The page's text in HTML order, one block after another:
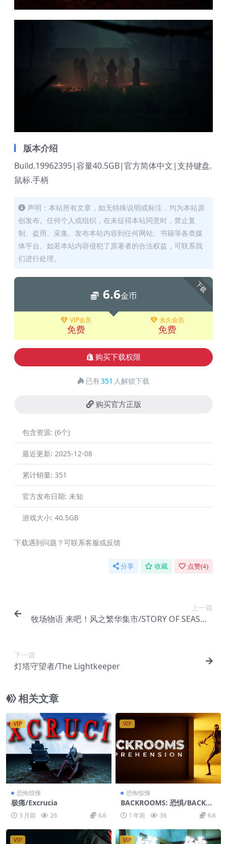
版本介绍
Build.19962395|容量40.5GB|官方简体中文|支持键盘.
鼠标.手柄
声明：本站所有文章，如无特殊说明或标注，均为本站原
创发布。任何个人或组织，在未征得本站同意时，禁止复
制、盗用、采集、发布本站内容到任何网站、书籍等各类媒
体平台。如若本站内容侵犯了原著者的合法权益，可联系我
们进行处理。
下载
6.6金币
VIP会员
免费
永久会员
免费
购买下载权限
已有351 人解锁下载
购买官方正版
包含资源: (6个)
最近更新: 2025-12-08
累计销量: 351
官方发布日期: 未知
游戏大小: 40.5GB
下载遇到问题？可联系客服或反馈
分享 收藏 点赞(4)
上一篇
牧场物语 来吧！风之繁华集市/STORY OF SEASON
下一篇
灯塔守望者/The Lightkeeper
相关文章
VIP
恐怖惊悚
极痛/Excrucia
3 月前 26 6.6
VIP
恐怖惊悚
BACKROOMS: 恐惧/BACKRO
OMS: APPREHENSION
1 年前 36 6.6
VIP VIP